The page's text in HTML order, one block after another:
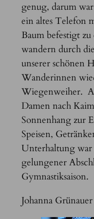
genug, darum
ein altes Telefon
Baum befestigt
wandern durch
unserer schönen
Wanderinnen
Wiegenweiher.
Damen nach
Sonnenhang zur
Speisen,
Unterhaltung war
gelungener
Gymnastiksaison.
Johanna Grünauer